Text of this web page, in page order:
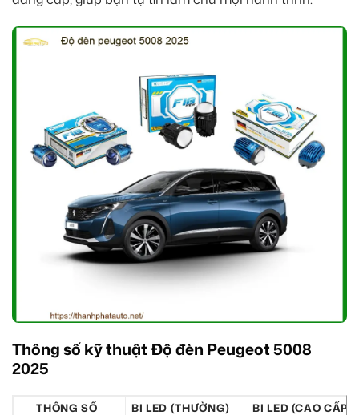
Thông số kỹ thuật Độ đèn Peugeot 5008
2025
THÔNG SỐ BI LED (THƯỜNG)
BI LED (CAO CẤP)